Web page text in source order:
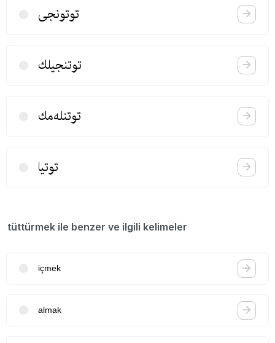
توتونجی
توتنجیلك
توتنله‌مك
توتیا
tüttürmek ile benzer ve ilgili kelimeler
içmek
almak